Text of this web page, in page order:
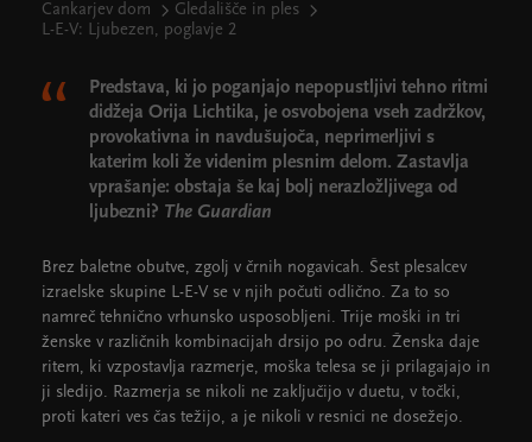
Cankarjev dom
Gledališče in ples
L-E-V: Ljubezen, poglavje 2
Predstava, ki jo poganjajo nepopustljivi tehno ritmi
didžeja Orija Lichtika, je osvobojena vseh zadržkov,
provokativna in navdušujoča, neprimerljivi s
katerim koli že videnim plesnim delom. Zastavlja
vprašanje: obstaja še kaj bolj nerazložljivega od
ljubezni? The Guardian
Brez baletne obutve, zgolj v črnih nogavicah. Šest plesalcev
izraelske skupine L-E-V se v njih počuti odlično. Za to so
namreč tehnično vrhunsko usposobljeni. Trije moški in tri
ženske v različnih kombinacijah drsijo po odru. Ženska daje
ritem, ki vzpostavlja razmerje, moška telesa se ji prilagajajo in
ji sledijo. Razmerja se nikoli ne zaključijo v duetu, v točki,
proti kateri ves čas težijo, a je nikoli v resnici ne dosežejo.